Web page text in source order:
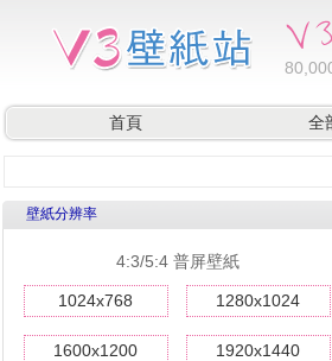
首頁 全
壁紙分辨率
4:3/5:4 普屏壁紙
1024x768 1280x1024
1600x1200 1920x1440